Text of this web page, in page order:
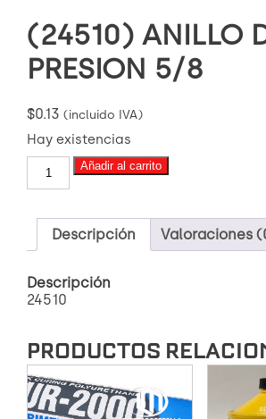
(24510) ANILLO
PRESION 5/8
$0.13 (incluido IVA)
Hay existencias
(24510)
ANILLO
PRESION
cantidad
Añadir al carrito
Descripción Valoraciones
Descripción
24510
PRODUCTOS